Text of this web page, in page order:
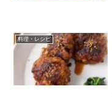
料理・レシピ